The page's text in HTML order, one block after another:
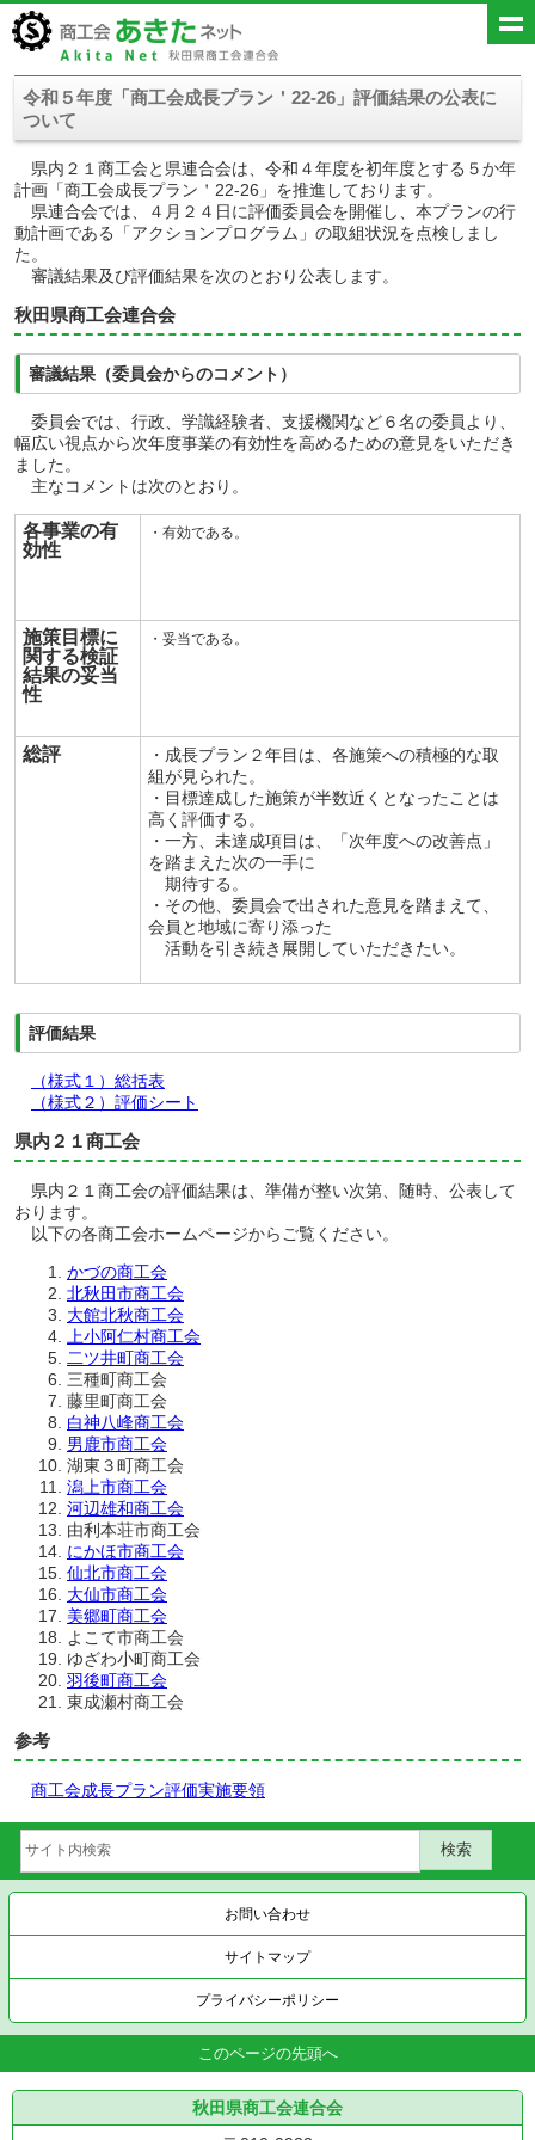
令和５年度「商工会成長プラン＇22-26」評価結果の公表に
ついて
県内２１商工会と県連合会は、令和４年度を初年度とする５か年
計画「商工会成長プラン＇22-26」を推進しております。
県連合会では、４月２４日に評価委員会を開催し、本プランの行
動計画である「アクションプログラム」の取組状況を点検しまし
た。
審議結果及び評価結果を次のとおり公表します。
秋田県商工会連合会
審議結果（委員会からのコメント）
委員会では、行政、学識経験者、支援機関など６名の委員より、
幅広い視点から次年度事業の有効性を高めるための意見をいただき
ました。
主なコメントは次のとおり。
各事業の有
効性
・有効である。
施策目標に
関する検証
結果の妥当
性
・妥当である。
総評
・成長プラン２年目は、各施策への積極的な取
組が見られた。
・目標達成した施策が半数近くとなったことは
高く評価する。
・一方、未達成項目は、「次年度への改善点」
を踏まえた次の一手に
期待する。
・その他、委員会で出された意見を踏まえて、
会員と地域に寄り添った
活動を引き続き展開していただきたい。
評価結果
（様式１）総括表
（様式２）評価シート
県内２１商工会
県内２１商工会の評価結果は、準備が整い次第、随時、公表して
おります。
以下の各商工会ホームページからご覧ください。
かづの商工会
北秋田市商工会
大館北秋商工会
上小阿仁村商工会
二ツ井町商工会
三種町商工会
藤里町商工会
白神八峰商工会
男鹿市商工会
湖東３町商工会
潟上市商工会
河辺雄和商工会
由利本荘市商工会
にかほ市商工会
仙北市商工会
大仙市商工会
美郷町商工会
よこて市商工会
ゆざわ小町商工会
羽後町商工会
東成瀬村商工会
参考
商工会成長プラン評価実施要領
お問い合わせ
サイトマップ
プライバシーポリシー
このページの先頭へ
秋田県商工会連合会